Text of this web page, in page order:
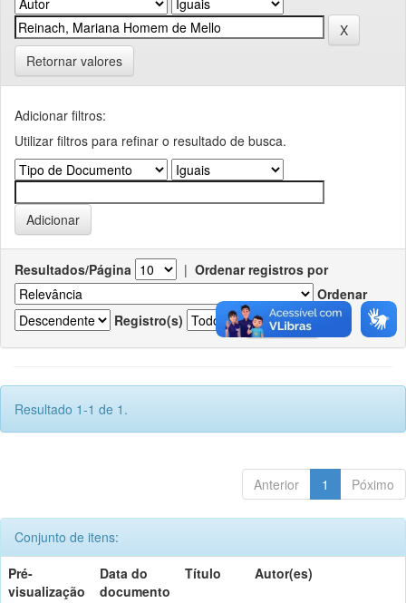
Retornar valores
Adicionar filtros:
Utilizar filtros para refinar o resultado de busca.
Resultados/Página | Ordenar registros por
Ordenar
Registro(s)
Resultado 1-1 de 1.
Anterior 1 Póximo
Conjunto de itens:
Pré-
visualização
Data do
documento
Título Autor(es)